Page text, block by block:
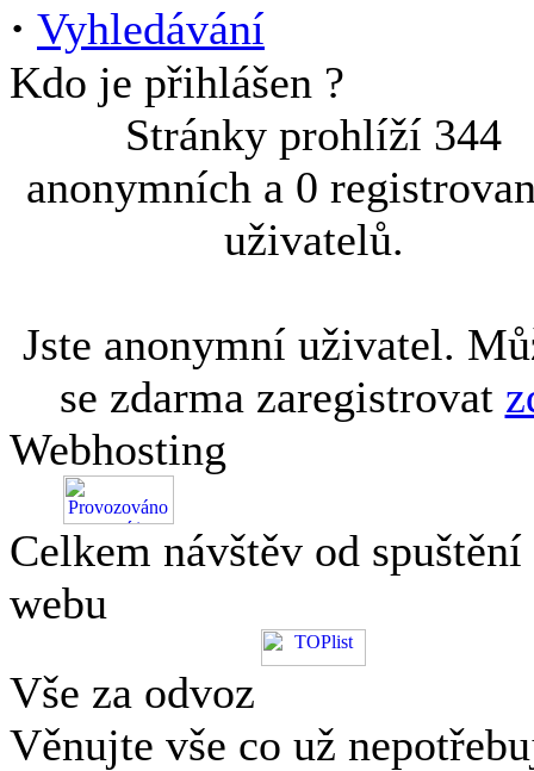
· Vyhledávání
Kdo je přihlášen ?
Stránky prohlíží 344
anonymních a 0
uživatelů.
Jste anonymní uživatel.
se zdarma zaregistrovat
Webhosting
Celkem návštěv od spuštění
webu
Vše za odvoz
Věnujte vše co už